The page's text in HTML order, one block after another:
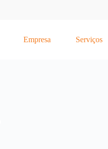
Empresa Serviços